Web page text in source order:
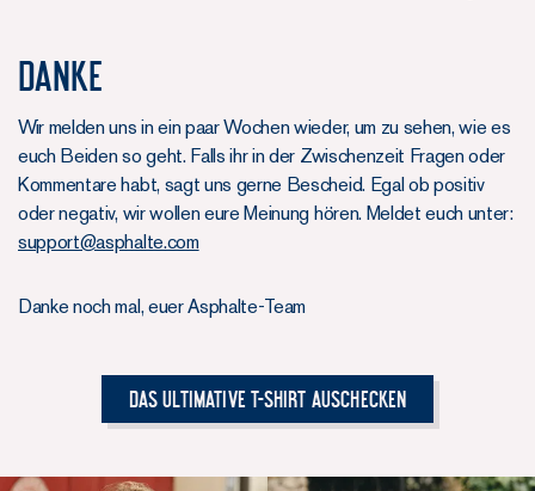
Danke
Wir melden uns in ein paar Wochen wieder, um zu sehen, wie es
euch Beiden so geht. Falls ihr in der Zwischenzeit Fragen oder
Kommentare habt, sagt uns gerne Bescheid. Egal ob positiv
oder negativ, wir wollen eure Meinung hören. Meldet euch unter:
support@asphalte.com
Danke noch mal, euer Asphalte-Team
Das Ultimative T-Shirt auschecken